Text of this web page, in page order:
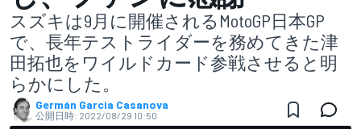
スズキは9月に開催されるMotoGP日本GP
で、長年テストライダーを務めてきた津
田拓也をワイルドカード参戦させると明
らかにした。
Germán Garcia Casanova
公開日時: 2022/08/29 10:50